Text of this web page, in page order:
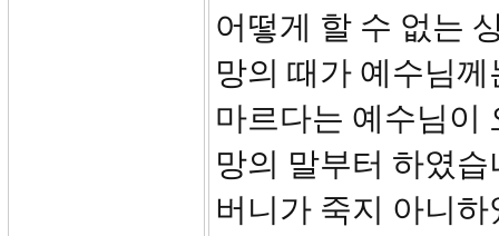
어떻게 할 수 없는
망의 때가 예수님
마르다는 예수님이
망의 말부터 하였
버니가 죽지 아니